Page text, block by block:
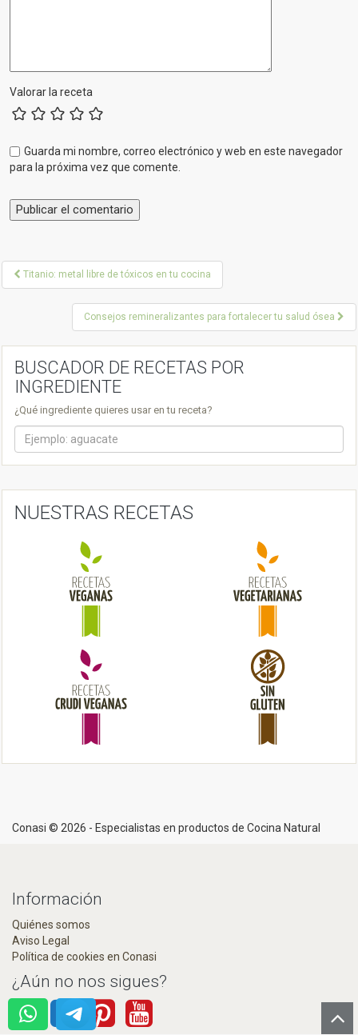
Valorar la receta
Guarda mi nombre, correo electrónico y web en este navegador
para la próxima vez que comente.
P
t
i
g
Titanio: metal libre de tóxicos en tu cocina
Consejos remineralizantes para fortalecer tu salud ósea
BUSCADOR DE RECETAS POR
INGREDIENTE
¿Qué ingrediente quieres usar en tu receta?
NUESTRAS RECETAS
Conasi © 2026 - Especialistas en productos de Cocina Natural
Información
Quiénes somos
Aviso Legal
Política de cookies en Conasi
¿Aún no nos sigues?